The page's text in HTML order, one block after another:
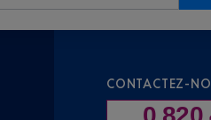
CONTACTEZ-